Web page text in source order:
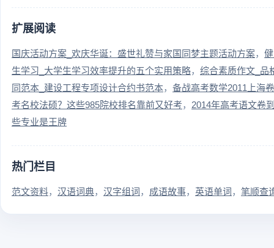
扩展阅读
国庆活动方案_欢庆华诞：盛世礼赞与家国同梦主题活动方案
生学习_大学生学习效率提升的五个实用策略
综合素质作文_品
同范本_建设工程专项设计合约书范本
备战高考数学2011上海
考名校法硕？这些985院校排名靠前又好考
2014年高考语文卷
些专业是王牌
热门栏目
范文资料 汉语词典 汉字组词 成语故事 英语单词 笔顺查